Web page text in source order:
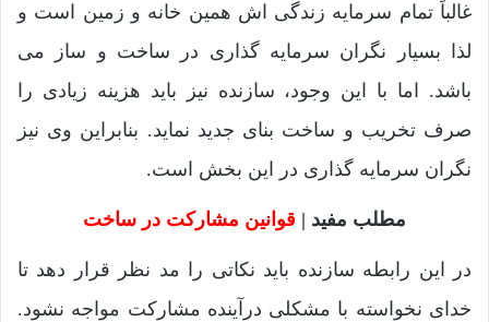
غالباً تمام سرمایه زندگی اش همین خانه و زمین است و
لذا بسیار نگران سرمایه گذاری در ساخت و ساز می
باشد. اما با این وجود، سازنده نیز باید هزینه زیادی را
صرف تخریب و ساخت بنای جدید نماید. بنابراین وی نیز
نگران سرمایه گذاری در این بخش است.
مطلب مفید | قوانین مشارکت در ساخت
در این رابطه سازنده باید نکاتی را مد نظر قرار دهد تا
خدای نخواسته با مشکلی درآینده مشارکت مواجه نشود.